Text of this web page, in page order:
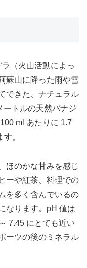
ラ（火山活動によっ
蘇山に降った雨や雪
できた、ナチュラル
ートルの天然バナジ
ml あたりに 1.7
。
ほのかな甘みを感じ
ーや紅茶、料理での
を多く含んでいるの
なります。pH 値は
7.45 にとても近い
ーツの後のミネラル